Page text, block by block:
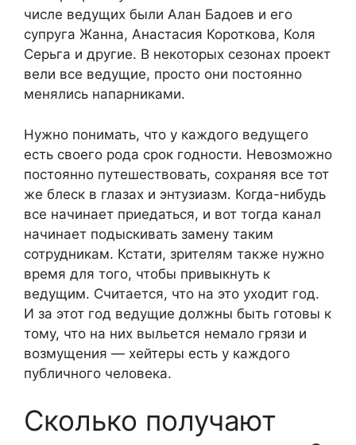
числе ведущих были Алан Бадоев и его
супруга Жанна, Анастасия Короткова, Коля
Серьга и другие. В некоторых сезонах проект
вели все ведущие, просто они постоянно
менялись напарниками.
Нужно понимать, что у каждого ведущего
есть своего рода срок годности. Невозможно
постоянно путешествовать, сохраняя все тот
же блеск в глазах и энтузиазм. Когда-нибудь
все начинает приедаться, и вот тогда канал
начинает подыскивать замену таким
сотрудникам. Кстати, зрителям также нужно
время для того, чтобы привыкнуть к
ведущим. Считается, что на это уходит год.
И за этот год ведущие должны быть готовы к
тому, что на них выльется немало грязи и
возмущения — хейтеры есть у каждого
публичного человека.
Сколько получают